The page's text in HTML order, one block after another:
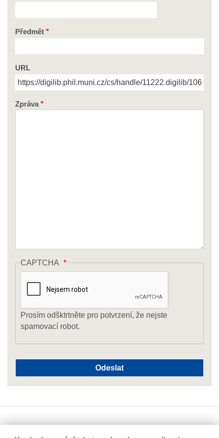
Předmět
URL
Zpráva
CAPTCHA
Prosím odšktrtněte pro potvrzení, že nejste
spamovací robot.